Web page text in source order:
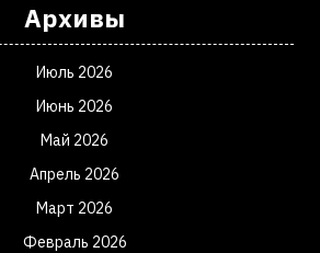
Архивы
Июль 2026
Июнь 2026
Май 2026
Апрель 2026
Март 2026
Февраль 2026